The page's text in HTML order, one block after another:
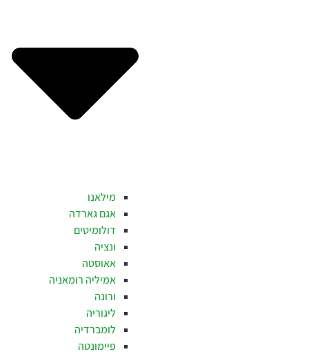
מילאנו
אגם גארדה
דולומיטים
ונציה
אאוסטה
אמיליה רומאניה
ורונה
ליגוריה
לומברדיה
פיימונטה